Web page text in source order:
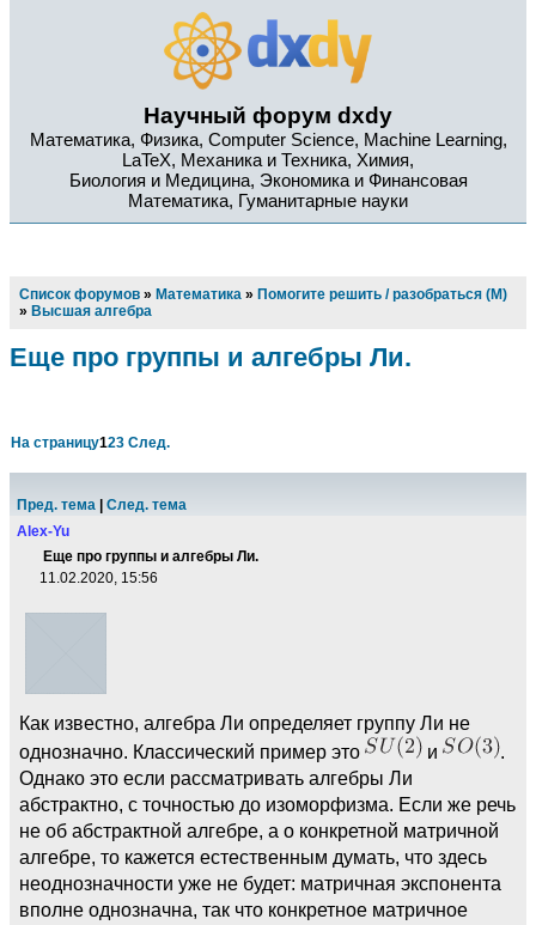
Научный форум dxdy
Математика, Физика, Computer Science, Machine Learning,
LaTeX, Механика и Техника, Химия,
Биология и Медицина, Экономика и Финансовая
Математика, Гуманитарные науки
Список форумов » Математика » Помогите решить / разобраться (М)
» Высшая алгебра
Еще про группы и алгебры Ли.
На страницу123 След.
Пред. тема
След. тема
Alex-Yu
Еще про группы и алгебры Ли.
11.02.2020, 15:56
Как известно, алгебра Ли определяет группу Ли не
однозначно. Классический пример это
и
.
Однако это если рассматривать алгебры Ли
абстрактно, с точностью до изоморфизма. Если же речь
не об абстрактной алгебре, а о конкретной матричной
алгебре, то кажется естественным думать, что здесь
неоднозначности уже не будет: матричная экспонента
вполне однозначна, так что конкретное матричное